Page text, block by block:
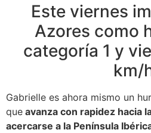
Este viernes
Azores como
categoría 1 y
km/
Gabrielle es ahora mismo un
que avanza con rapidez hacia
acercarse a la Península